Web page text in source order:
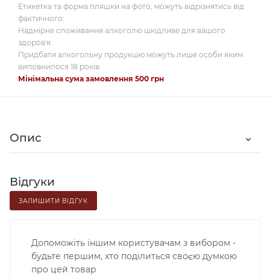
Етикетка та форма пляшки на фото, можуть відрізнятись від
фактичного.
Надмірне споживання алкоголю шкідливе для вашого
здоров'я.
Придбати алкогольну продукцію можуть лише особи яким
виповнилося 18 років.
Мінімальна сума замовлення 500 грн
Опис
Відгуки
ЗАЛИШИТИ ВІДГУК
Допоможіть іншим користувачам з вибором -
будьте першим, хто поділиться своєю думкою
про цей товар